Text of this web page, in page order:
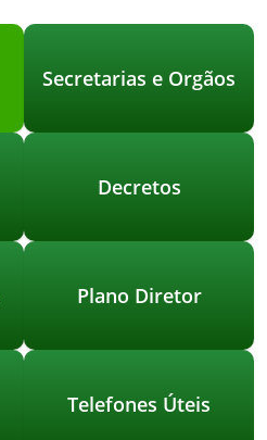
Secretarias e Orgãos
Decretos
Plano Diretor
Telefones Úteis